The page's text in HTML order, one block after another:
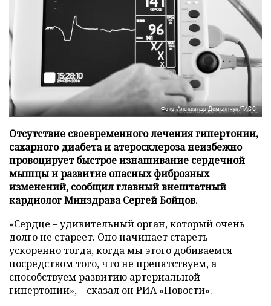
Фото: Александр Демьянчук/ТАСС
Отсутствие своевременного лечения гипертонии,
сахарного диабета и атеросклероза неизбежно
провоцирует быстрое изнашивание сердечной
мышцы и развитие опасных фиброзных
изменений, сообщил главный внештатный
кардиолог Минздрава Сергей Бойцов.
«Сердце – удивительный орган, который очень
долго не стареет. Оно начинает стареть
ускоренно тогда, когда мы этого добиваемся
посредством того, что не препятствуем, а
способствуем развитию артериальной
гипертонии», – сказал он РИА «Новости».